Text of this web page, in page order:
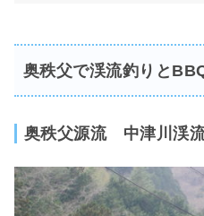
奥秩父で渓流釣りと
奥秩父源流 中津川渓